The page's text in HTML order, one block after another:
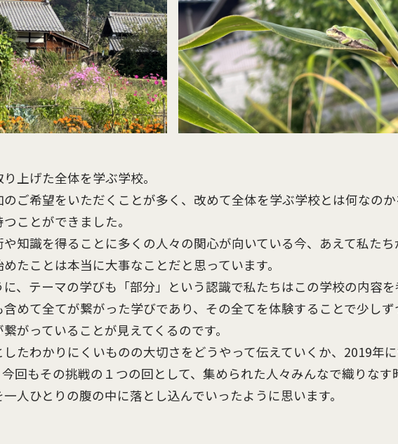
上げた全体を学ぶ学校。
ご希望をいただくことが多く、改めて全体を学ぶ学校とは何なの
ことができました。
知識を得ることに多くの人々の関心が向いている今、あえて私た
たことは本当に大事なことだと思っています。
、テーマの学びも「部分」という認識で私たちはこの学校の内容を
めて全てが繋がった学びであり、その全てを体験することで少しず
がっていることが見えてくるのです。
したわかりにくいものの大切さをどうやって伝えていくか、2019年
回もその挑戦の１つの回として、集められた人々みんなで織りなす
人ひとりの腹の中に落とし込んでいったように思います。